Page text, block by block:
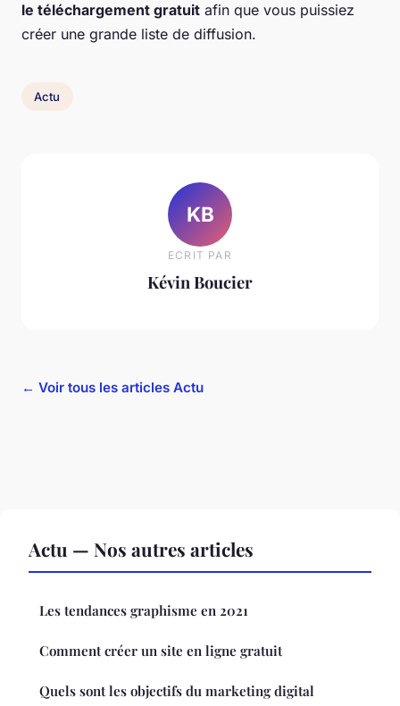
le téléchargement gratuit afin que vous puissiez
créer une grande liste de diffusion.
Actu
KB
ECRIT PAR
Kévin Boucier
← Voir tous les articles Actu
Actu — Nos autres articles
Les tendances graphisme en 2021
Comment créer un site en ligne gratuit
Quels sont les objectifs du marketing digital